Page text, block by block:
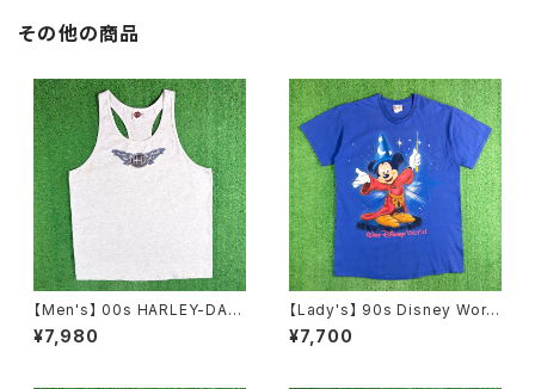
その他の商品
【Men's】 00s HARLEY-DAVI
DSON VENTURE タンクトップ
/ アメリカ製 USA製 古着 メン
¥7,980
【Lady's】 90s Disney World
Mickey Tシャツ ワンピース /
アメリカ製 USA製 90年代 ティ
¥7,700